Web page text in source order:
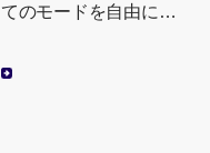
てのモードを自由に組
ティクスを実現できる